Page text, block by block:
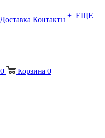
Доставка Контакты + ЕЩЕ
0 Корзина 0